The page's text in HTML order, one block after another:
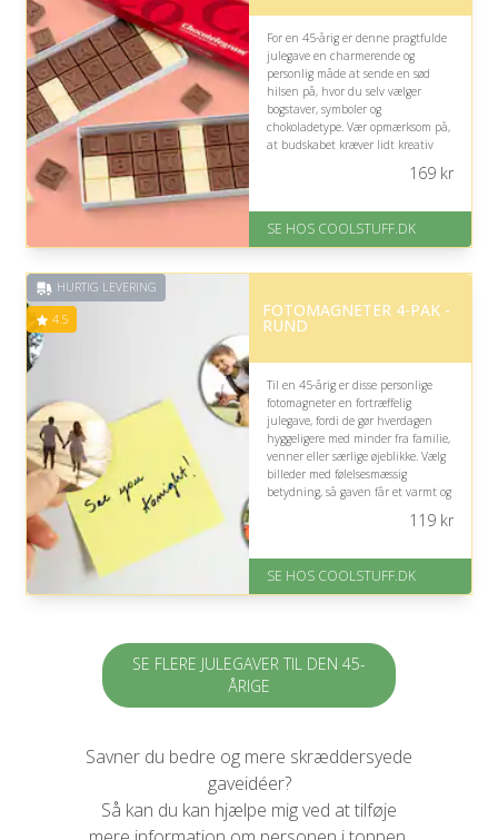
For en 45-årig er denne pragtfulde
julegave en charmerende og
personlig måde at sende en sød
hilsen på, hvor du selv vælger
bogstaver, symboler og
chokoladetype. Vær opmærksom på,
at budskabet kræver lidt kreativ
På lager
Levering: Standard leveringstid
Fremragende Trustpilot rating
169kr
SE HOS COOLSTUFF.DK
HURTIG LEVERING
4.5 FOTOMAGNETER 4-PAK -
RUND
Til en 45-årig er disse personlige
fotomagneter en fortræffelig
julegave, fordi de gør hverdagen
hyggeligere med minder fra familie,
venner eller særlige øjeblikke. Vælg
billeder med følelsesmæssig
betydning, så gaven får et varmt og
er 1-3 hverdage.
119kr
SE HOS COOLSTUFF.DK
SE FLERE JULEGAVER TIL DEN 45-
ÅRIGE
Savner du bedre og mere skræddersyede
gaveidéer?
Så kan du kan hjælpe mig ved at tilføje